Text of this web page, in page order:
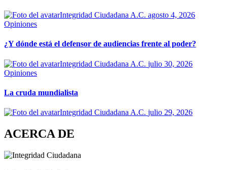
Integridad Ciudadana A.C. agosto 4, 2026
Opiniones
¿Y dónde está el defensor de audiencias frente al poder?
Integridad Ciudadana A.C. julio 30, 2026
Opiniones
La cruda mundialista
Integridad Ciudadana A.C. julio 29, 2026
ACERCA DE